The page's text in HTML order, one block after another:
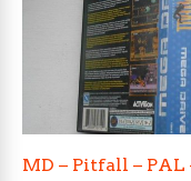
MD – Pitfall – PAL